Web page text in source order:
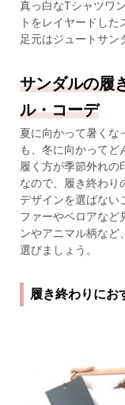
真っ白なTシャツワ
トをレイヤードした
足元はジュートサン
サンダルの履
ル・コーデ
夏に向かって暑くな
も、冬に向かってど
履く方が季節外れの
なので、履き終わり
デザインを選ばない
ファーやベロアなど
ンやアニマル柄など
選びましょう。
履き終わりにお